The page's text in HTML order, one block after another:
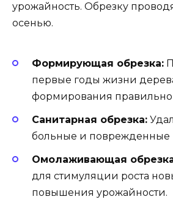
урожайность. Обрезку
осенью.
Формирующая обрезка:
первые годы жизни
формирования
Санитарная обрезка:
больные и поврежденные
Омолаживающая
для стимуляции роста
повышения урожайности.